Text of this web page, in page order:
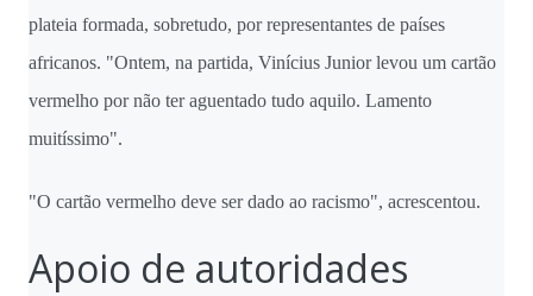
plateia formada, sobretudo, por representantes de países
africanos. "Ontem, na partida, Vinícius Junior levou um cartão
vermelho por não ter aguentado tudo aquilo. Lamento
muitíssimo".
"O cartão vermelho deve ser dado ao racismo", acrescentou.
Apoio de autoridades